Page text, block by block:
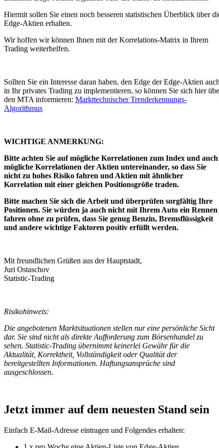
Hiermit sollen Sie einen noch besseren statistischen Überblick über
Edge-Aktien erhalten.
Wir hoffen wir können Ihnen mit der Korrelations-Matrix in Ihrem
Trading weiterhelfen.
Sollten Sie ein Interesse daran haben, den Edge der Edge-Aktien
in Ihr privates Trading zu implementieren, so können Sie sich hier
den MTA informieren: Markttechnischer Trenderkennungs-
Algorithmus
WICHTIGE ANMERKUNG:
Bitte achten Sie auf mögliche Korrelationen zum Index und auch
mögliche Korrelationen der Aktien untereinander, so dass Sie
nicht zu hohes Risiko fahren und Aktien mit ähnlicher
Korrelation mit einer gleichen Positionsgröße traden.
Bitte machen Sie sich die Arbeit und überprüfen sorgfältig Ihre
Positionen. Sie würden ja auch nicht mit Ihrem Auto ein Rennen
fahren ohne zu prüfen, dass Sie genug Benzin, Bremsflüssigkeit
und andere wichtige Faktoren positiv erfüllt werden.
Mit freundlichen Grüßen aus der Hauptstadt,
Juri Ostaschov
Statistic-Trading
Risikohinweis:
Die angebotenen Marktsituationen stellen nur eine persönliche Sicht
dar. Sie sind nicht als direkte Aufforderung zum Börsenhandel zu
sehen. Statistic-Trading übernimmt keinerlei Gewähr für die
Aktualität, Korrektheit, Vollständigkeit oder Qualität der
bereitgestellten Informationen. Haftungsansprüche sind
ausgeschlossen.
Jetzt immer auf dem neuesten Stand sein
Einfach E-Mail-Adresse eintragen und Folgendes erhalten: